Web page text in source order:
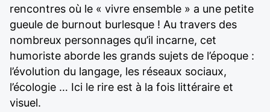
rencontres où le « vivre ensemble » a une petite
gueule de burnout burlesque ! Au travers des
nombreux personnages qu’il incarne, cet
humoriste aborde les grands sujets de l’époque :
l’évolution du langage, les réseaux sociaux,
l’écologie … Ici le rire est à la fois littéraire et
visuel.